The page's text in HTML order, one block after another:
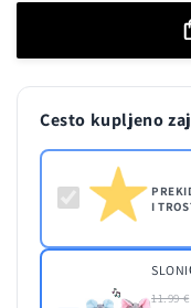
DVOSTRUKI
I
I
Cesto kupljeno
I
11.99 €